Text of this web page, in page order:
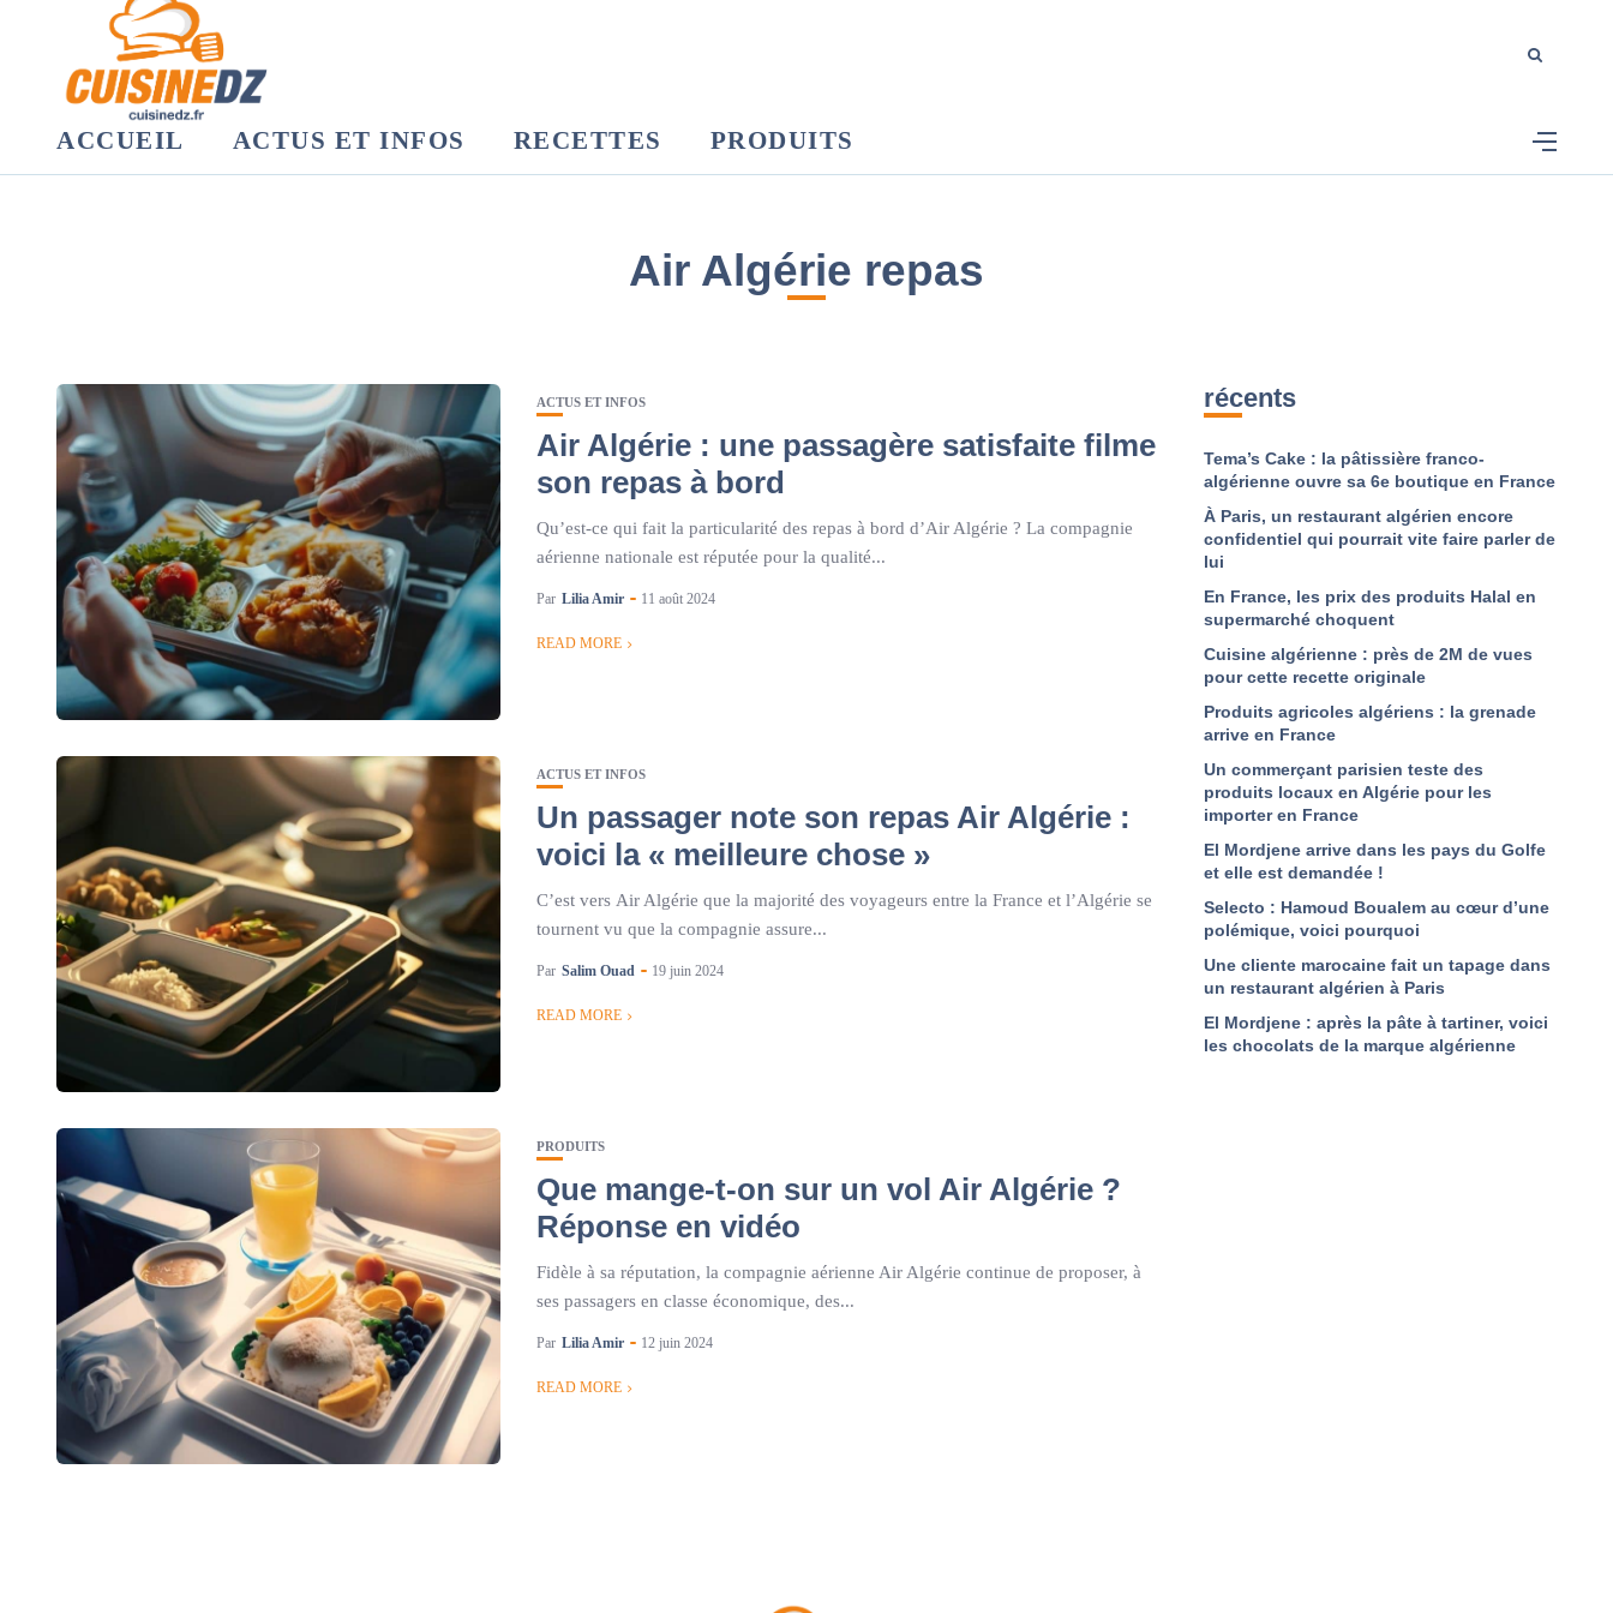
ACCUEIL ACTUS ET INFOS RECETTES PRODUITS
Air Algérie repas
ACTUS ET INFOS
Air Algérie : une passagère satisfaite filme
son repas à bord
Qu’est-ce qui fait la particularité des repas à bord d’Air Algérie ? La compagnie
aérienne nationale est réputée pour la qualité...
Par Lilia Amir 11 août 2024
READ MORE
ACTUS ET INFOS
Un passager note son repas Air Algérie :
voici la « meilleure chose »
C’est vers Air Algérie que la majorité des voyageurs entre la France et l’Algérie se
tournent vu que la compagnie assure...
Par Salim Ouad 19 juin 2024
READ MORE
PRODUITS
Que mange-t-on sur un vol Air Algérie ?
Réponse en vidéo
Fidèle à sa réputation, la compagnie aérienne Air Algérie continue de proposer, à
ses passagers en classe économique, des...
Par Lilia Amir 12 juin 2024
READ MORE
récents
Tema’s Cake : la pâtissière franco-
algérienne ouvre sa 6e boutique en France
À Paris, un restaurant algérien encore
confidentiel qui pourrait vite faire parler de
lui
En France, les prix des produits Halal en
supermarché choquent
Cuisine algérienne : près de 2M de vues
pour cette recette originale
Produits agricoles algériens : la grenade
arrive en France
Un commerçant parisien teste des
produits locaux en Algérie pour les
importer en France
El Mordjene arrive dans les pays du Golfe
et elle est demandée !
Selecto : Hamoud Boualem au cœur d’une
polémique, voici pourquoi
Une cliente marocaine fait un tapage dans
un restaurant algérien à Paris
El Mordjene : après la pâte à tartiner, voici
les chocolats de la marque algérienne